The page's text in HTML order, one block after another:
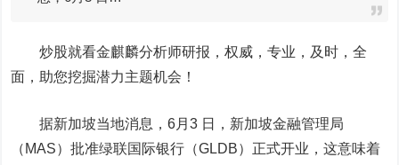
炒股就看金麒麟分析师研报，权威，专业，及时，全
面，助您挖掘潜力主题机会！
据新加坡当地消息，6月3 日，新加坡金融管理局
（MAS）批准绿联国际银行（GLDB）正式开业，这意味着